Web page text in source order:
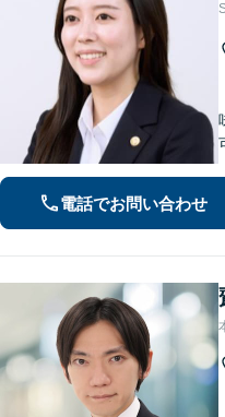
電話でお問い合わせ